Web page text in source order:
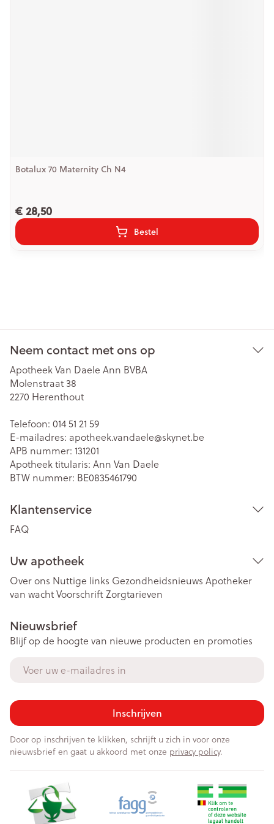
Botalux 70 Maternity Ch N4
€ 28,50
Bestel
Neem contact met ons op
Apotheek Van Daele Ann BVBA
Molenstraat 38
2270 Herenthout
Telefoon: 014 51 21 59
E-mailadres: apotheek.vandaele@skynet.be
APB nummer: 131201
Apotheek titularis: Ann Van Daele
BTW nummer: BE0835461790
Klantenservice
FAQ
Uw apotheek
Over ons Nuttige links Gezondheidsnieuws Apotheker
van wachtVoorschriftZorgtarieven
Nieuwsbrief
Blijf op de hoogte van nieuwe producten en promoties
Inschrijven
Door op inschrijven te klikken, schrijft u zich in voor onze
nieuwsbrief en gaat u akkoord met onze privacy policy.